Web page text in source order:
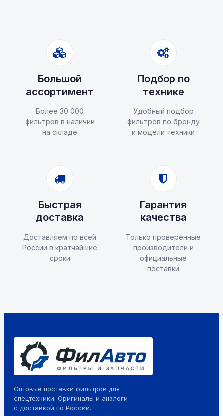
Большой
ассортимент
Более 30 000
фильтров в наличии
на складе
Подбор по
технике
Удобный подбор
фильтров по бренду
и модели техники
Быстрая
доставка
Доставляем по всей
России в кратчайшие
сроки
Гарантия
качества
Только проверенные
производители и
официальные
поставки
Оптовые поставки фильтров для
спецтехники. Оригиналы и аналоги
с доставкой по России.